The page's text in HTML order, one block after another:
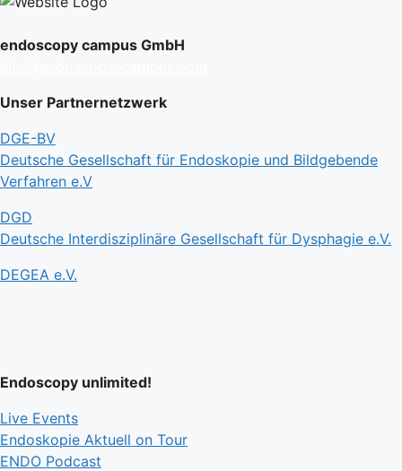
endoscopy campus GmbH
Unser Partnernetzwerk
DGE-BV
Deutsche Gesellschaft für Endoskopie und Bildgebende
Verfahren e.V
DGD
Deutsche Interdisziplinäre Gesellschaft für Dysphagie e.V.
DEGEA e.V.
Endoscopy unlimited!
Live Events
Endoskopie Aktuell on Tour
ENDO Podcast